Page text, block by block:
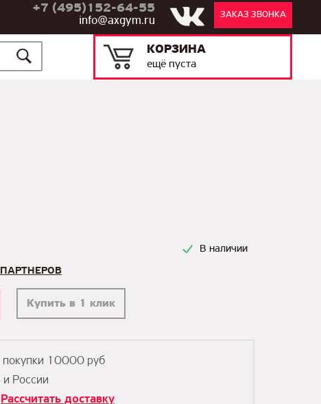
ЗАКАЗ ЗВОНКА
+7 (495)152-64-55
info@axgym.ru
КОРЗИНА
ещё пуста
В наличии
Купить в 1 клик
10000 руб
России
Рассчитать доставку